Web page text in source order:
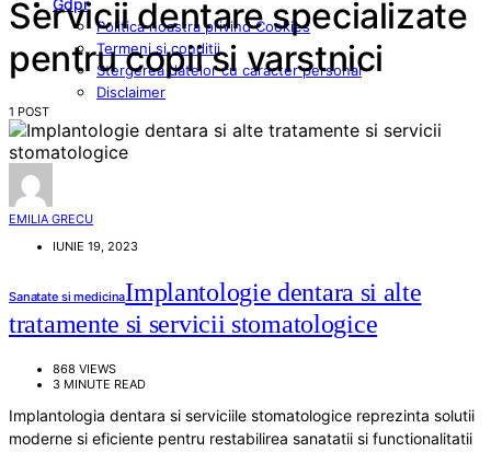
Gdpr
Politica noastra privind Cookies
Termeni si conditii
Stergerea datelor cu caracter personal
Disclaimer
Servicii dentare specializate
pentru copii si varstnici
1 POST
EMILIA GRECU
IUNIE 19, 2023
Sanatate si medicinaImplantologie dentara si alte
tratamente si servicii stomatologice
868 VIEWS
3 MINUTE READ
Implantologia dentara si serviciile stomatologice reprezinta solutii
moderne si eficiente pentru restabilirea sanatatii si functionalitatii